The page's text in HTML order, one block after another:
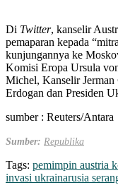
Di Twitter, kanselir
pemaparan kepada
kunjungannya ke
Komisi Eropa Ursula
Michel, Kanselir
Erdogan dan Presiden
sumber : Reuters/Antara
Sumber: Republika
Tags: pemimpin austria
invasi ukrainarusia